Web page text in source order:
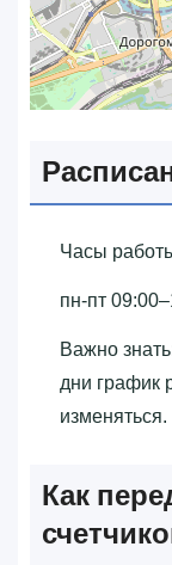
Часы
пн-пт
Важно
дни график
изменяться.
Как